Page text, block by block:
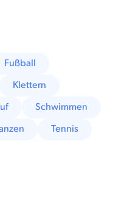
Fußball
Klettern
Schwimmen
Tennis